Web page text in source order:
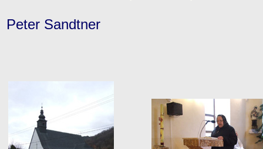
Peter Sandtner